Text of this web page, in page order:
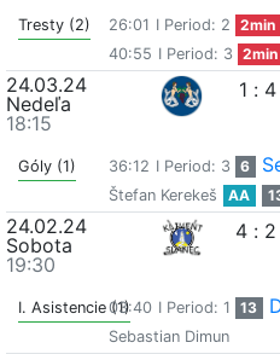
Tresty (2) 26:01 I Period: 2 2min
40:55 I Period: 3 2min
24.03.24
Nedeľa
18:15
1 : 4
Góly (1) 36:12 I Period: 3 6
Štefan Kerekeš
AA
24.02.24
Sobota
19:30
4 : 2
I. Asistencie (1)03:40 I Period: 1 13
Sebastian Dimun